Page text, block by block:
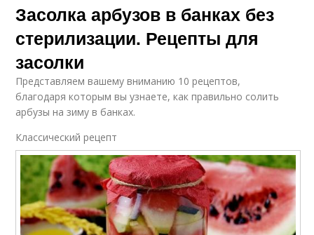
Засолка арбузов в банках без
стерилизации. Рецепты для
засолки
Представляем вашему вниманию 10 рецептов,
благодаря которым вы узнаете, как правильно солить
арбузы на зиму в банках.
Классический рецепт